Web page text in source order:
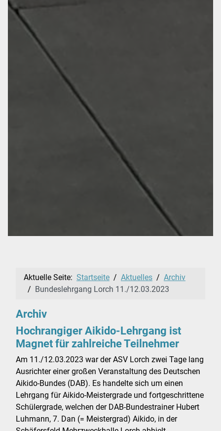
Aktuelle Seite: Startseite Aktuelles
Archiv
Bundeslehrgang Lorch 11./12.03.2023
Archiv
Hochrangiger Aikido-Lehrgang ist
Magnet für zahlreiche Teilnehmer
Am 11./12.03.2023 war der ASV Lorch zwei Tage lang
Ausrichter einer großen Veranstaltung des Deutschen
Aikido-Bundes (DAB). Es handelte sich um einen
Lehrgang für Aikido-Meistergrade und fortgeschrittene
Schülergrade, welchen der DAB-Bundestrainer Hubert
Luhmann, 7. Dan (= Meistergrad) Aikido, in der